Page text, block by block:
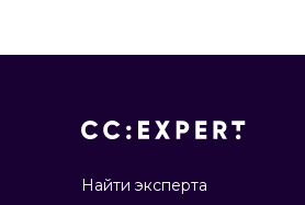
Найти эксперта